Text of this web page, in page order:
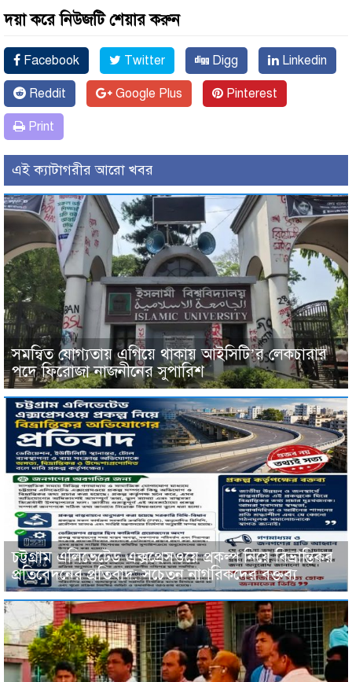
দয়া করে নিউজটি শেয়ার করুন
Facebook Twitter Digg Linkedin
Reddit Google Plus Pinterest
Print
এই ক্যাটাগরীর আরো খবর
সমন্বিত যোগ্যতায় এগিয়ে থাকায় আইসিটি’র লেকচারার
পদে ফিরোজা নাজনীনের সুপারিশ
চট্টগ্রাম এলিভেটেড এক্সপ্রেসওয়ে প্রকল্প নিয়ে বিভ্রান্তিকর
প্রতিবেদনের প্রতিবাদ: সচেতন নাগরিকদের বক্তব্য